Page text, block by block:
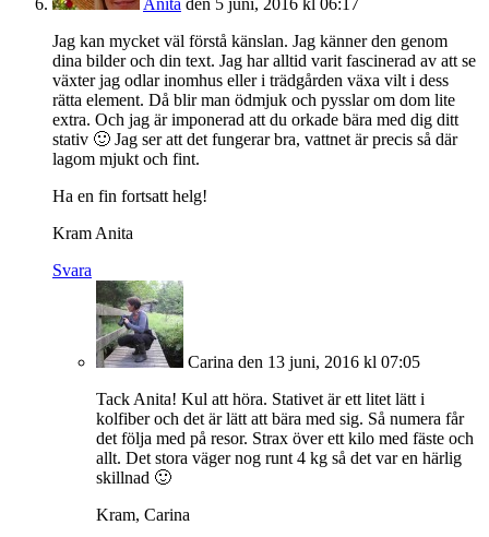
Anita den 5 juni, 2016 kl 06:17
Jag kan mycket väl förstå känslan. Jag känner den genom
dina bilder och din text. Jag har alltid varit fascinerad av att se
växter jag odlar inomhus eller i trädgården växa vilt i dess
rätta element. Då blir man ödmjuk och pysslar om dom lite
extra. Och jag är imponerad att du orkade bära med dig ditt
stativ 🙂 Jag ser att det fungerar bra, vattnet är precis så där
lagom mjukt och fint.
Ha en fin fortsatt helg!
Kram Anita
Svara
Carina den 13 juni, 2016 kl 07:05
Tack Anita! Kul att höra. Stativet är ett litet lätt i
kolfiber och det är lätt att bära med sig. Så numera får
det följa med på resor. Strax över ett kilo med fäste och
allt. Det stora väger nog runt 4 kg så det var en härlig
skillnad 🙂
Kram, Carina